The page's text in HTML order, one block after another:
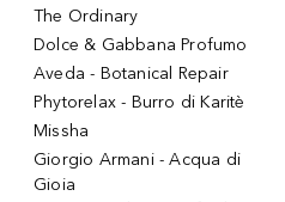
The Ordinary
Dolce & Gabbana Profumo
Aveda - Botanical Repair
Phytorelax - Burro di Karitè
Missha
Giorgio Armani - Acqua di
Gioia